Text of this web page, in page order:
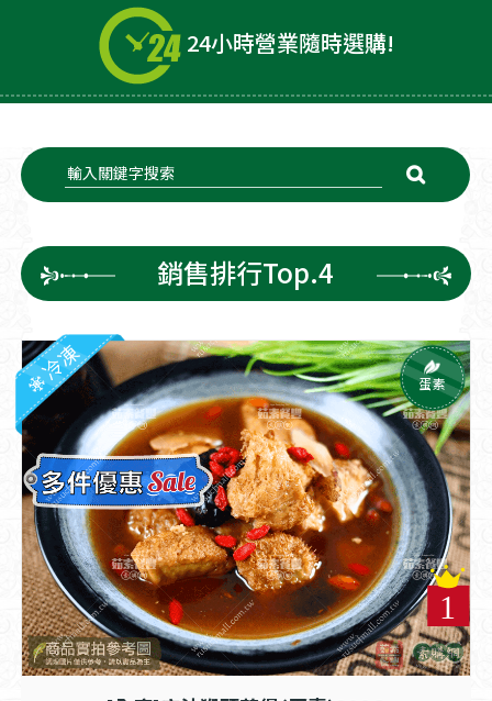
24小時營業隨時選購!
銷售排行Top.4
冷凍 蛋素